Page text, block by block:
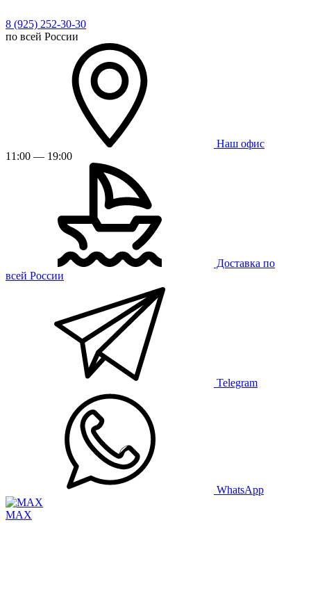
8 (925) 252-30-30
по всей России
Наш офис
11:00 — 19:00
Доставка по
всей России
Telegram
WhatsApp
MAX